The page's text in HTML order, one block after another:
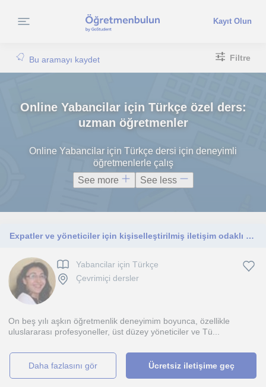
Kayıt Olun
Bu aramayı kaydet Filtre
Online Yabancilar için Türkçe özel ders:
uzman öğretmenler
Online Yabancilar için Türkçe dersi için deneyimli
öğretmenlerle çalış
See more
See less
Expatler ve yöneticiler için kişiselleştirilmiş iletişim odaklı Türkçe eğitimi
Yabancilar için Türkçe
Çevrimiçi dersler
On beş yılı aşkın öğretmenlik deneyimim boyunca, özellikle
uluslararası profesyoneller, üst düzey yöneticiler ve Tü...
daha fazlasını gör Ücretsiz iletişime geç